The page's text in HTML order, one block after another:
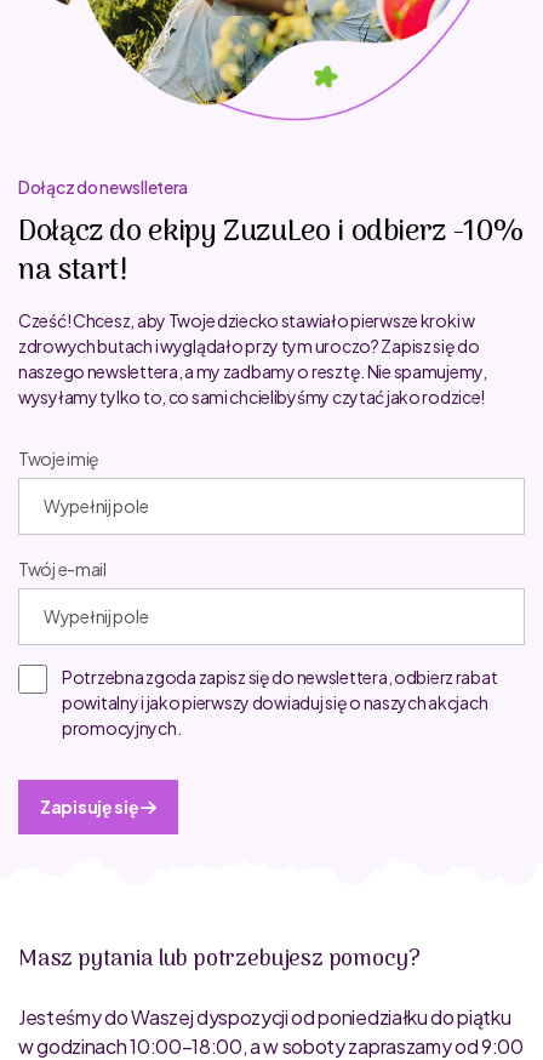
Dołącz do newslletera
Dołącz do ekipy ZuzuLeo i odbierz -10%
na start!
Cześć! Chcesz, aby Twoje dziecko stawiało pierwsze kroki w
zdrowych butach i wyglądało przy tym uroczo? Zapisz się do
naszego newslettera, a my zadbamy o resztę. Nie spamujemy,
wysyłamy tylko to, co sami chcielibyśmy czytać jako rodzice!
Twoje imię
Twój e-mail
Potrzebna zgoda zapisz się do newslettera, odbierz rabat
powitalny i jako pierwszy dowiaduj się o naszych akcjach
promocyjnych.
Zapisuję się
Masz pytania lub potrzebujesz pomocy?
Jesteśmy do Waszej dyspozycji od poniedziałku do piątku
w godzinach 10:00–18:00, a w soboty zapraszamy od 9:00